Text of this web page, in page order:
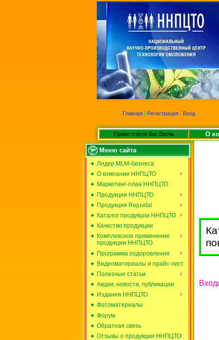
Главная | Регистрация | Вход
Приветствую Вас Гость О
Меню сайта
Лидер MLM-бизнеса
О компании ННПЦТО
Маркетинг-план ННПЦТО
Продукция ННПЦТО
Продукция Rejuvital
Каталог продукции ННПЦТО
Качество продукции
Комплексное применение
продукции ННПЦТО
Программа оздоровления
Видеоматериалы и прайс-лист
Полезные статьи
Акции, новости, публикации
Издания ННПЦТО
Фотоматериалы
Форум
Обратная связь
Отзывы о продукции ННПЦТО